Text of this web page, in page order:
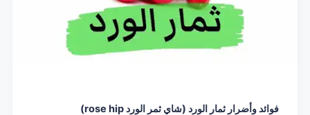
فوائد وأضرار ثمار الورد (شاي ثمر الورد rose hip)